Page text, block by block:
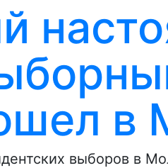
в
выборов в